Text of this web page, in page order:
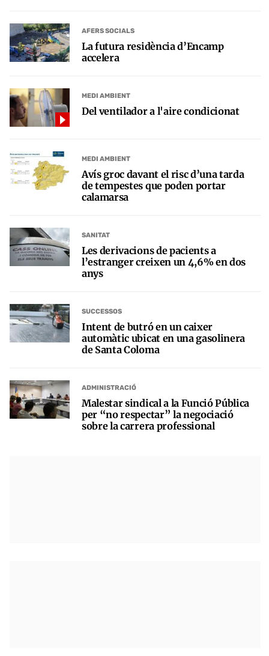
AFERS SOCIALS
La futura residència d’Encamp
accelera
MEDI AMBIENT
Del ventilador a l'aire condicionat
MEDI AMBIENT
Avís groc davant el risc d’una tarda
de tempestes que poden portar
calamarsa
SANITAT
Les derivacions de pacients a
l’estranger creixen un 4,6% en dos
anys
SUCCESSOS
Intent de butró en un caixer
automàtic ubicat en una gasolinera
de Santa Coloma
ADMINISTRACIÓ
Malestar sindical a la Funció Pública
per “no respectar” la negociació
sobre la carrera professional